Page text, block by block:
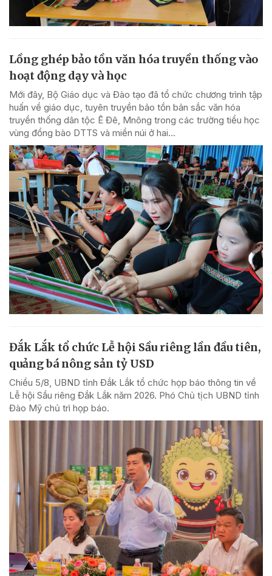
Lồng ghép bảo tồn văn hóa truyền thống vào
hoạt động dạy và học
Mới đây, Bộ Giáo dục và Đào tạo đã tổ chức chương trình tập
huấn về giáo dục, tuyên truyền bảo tồn bản sắc văn hóa
truyền thống dân tộc Ê Đê, Mnông trong các trường tiểu học
vùng đồng bào DTTS và miền núi ở hai...
Đắk Lắk tổ chức Lễ hội Sầu riêng lần đầu tiên,
quảng bá nông sản tỷ USD
Chiều 5/8, UBND tỉnh Đắk Lắk tổ chức họp báo thông tin về
Lễ hội Sầu riêng Đắk Lắk năm 2026. Phó Chủ tịch UBND tỉnh
Đào Mỹ chủ trì họp báo.